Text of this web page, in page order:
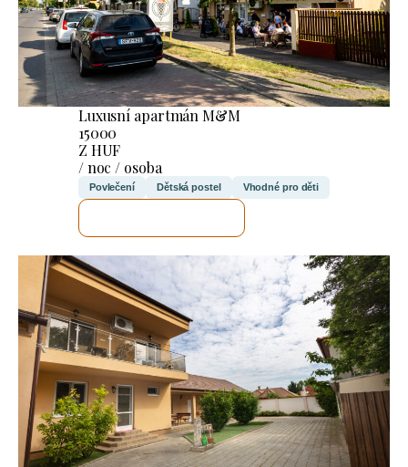
Luxusní apartmán M&M
15000
Z HUF
/ noc / osoba
Povlečení Dětská postel Vhodné pro děti